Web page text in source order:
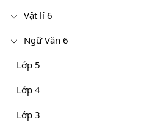
Vật lí 6
Ngữ Văn 6
Lớp 5
Lớp 4
Lớp 3